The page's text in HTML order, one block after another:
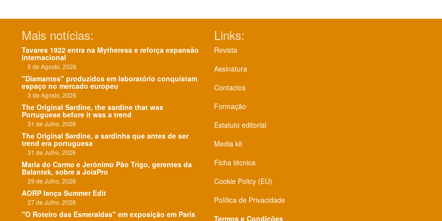
Mais notícias:
Tavares 1922 entra na Mytheresa e reforça expansão
internacional
5 de Agosto, 2026
"Diamantes" produzidos em laboratório conquistam
espaço no mercado europeu
3 de Agosto, 2026
The Original Sardine, the sardine that was
Portuguese before it was a trend
31 de Julho, 2026
The Original Sardine, a sardinha que antes de ser
trend era portuguesa
31 de Julho, 2026
Maria do Carmo e Jerónimo Pão Trigo, gerentes da
Balantek, sobre a JoiaPro
29 de Julho, 2026
AORP lança Summer Edit
27 de Julho, 2026
"O Roteiro das Esmeraldas" em exposição em Paris
Links:
Revista
Assinatura
Contactos
Formação
Estatuto editorial
Media kit
Ficha técnica
Cookie Policy (EU)
Política de Privacidade
Termos e Condições